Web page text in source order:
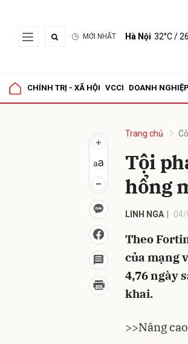
MỚI NHẤT Hà Nội 32°C/
CHÍNH TRỊ - XÃ HỘI VCCI DOANH NGHIỆP
Trang chủ
Tội
hổng
LINH NGA 04/
Theo
của mạng
4,76 ngày
khai.
>>Nâng